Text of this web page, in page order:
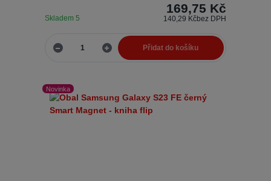
169,75 Kč
140,29 Kčbez DPH
Skladem 5
Přidat do košíku
Novinka